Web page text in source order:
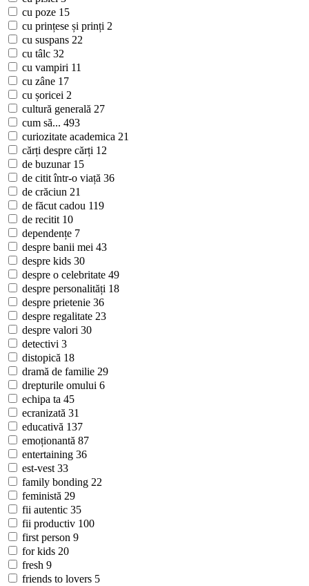
cu poze 15
cu prințese și prinți 2
cu suspans 22
cu tâlc 32
cu vampiri 11
cu zâne 17
cu șoricei 2
cultură generală 27
cum să... 493
curiozitate academica 21
cărți despre cărți 12
de buzunar 15
de citit într-o viață 36
de crăciun 21
de făcut cadou 119
de recitit 10
dependențe 7
despre banii mei 43
despre kids 30
despre o celebritate 49
despre personalități 18
despre prietenie 36
despre regalitate 23
despre valori 30
detectivi 3
distopică 18
dramă de familie 29
drepturile omului 6
echipa ta 45
ecranizată 31
educativă 137
emoționantă 87
entertaining 36
est-vest 33
family bonding 22
feministă 29
fii autentic 35
fii productiv 100
first person 9
for kids 20
fresh 9
friends to lovers 5